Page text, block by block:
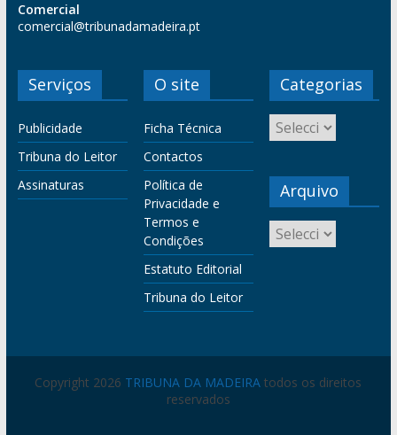
Comercial
comercial@tribunadamadeira.pt
Serviços
Publicidade
Tribuna do Leitor
Assinaturas
O site
Ficha Técnica
Contactos
Política de
Privacidade e
Termos e
Condições
Estatuto Editorial
Tribuna do Leitor
Categorias
Arquivo
Copyright 2026 TRIBUNA DA MADEIRA todos os direitos
reservados